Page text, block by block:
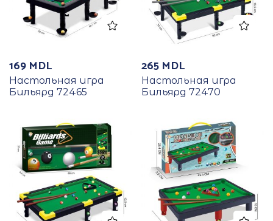
169 MDL
Настольная игра
Бильярд 72465
265 MDL
Настольная игра
Бильярд 72470